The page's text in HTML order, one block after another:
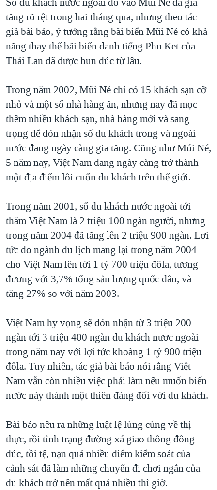
VĂN HOÁ
THỂ THAO
GIÁO DỤC
TRỊNH VĨNH BÌNH - NGƯỜI HẠ 'BÊN THẮNG CUỘC'
GROUND ZERO – XƯA VÀ NAY
CHI PHÍ CHIẾN TRANH AFGHANISTAN
CÁC GIÁ TRỊ CỘNG HÒA Ở VIỆT NAM
TRỊNH VĨNH BÌNH VS. CHÍNH PHỦ VIỆT NAM
NGƯ DÂN VIỆT VÀ LÀN SÓNG TRỘM HẢI SÂM
BÊN KIA QUỐC LỘ: TIẾNG VỌNG TỪ NÔNG THÔN MỸ
QUAN HỆ VIỆT MỸ
Ngôn ngữ khác
tăng rõ rệt trong hai tháng qua, nhưng theo tác
giả bài báo, ý tưởng rằng bãi biển Mũi Né có khả
năng thay thế bãi biển danh tiếng Phu Ket của
Thái Lan đã được hun đúc từ lâu.
Trong năm 2002, Mũi Né chỉ có 15 khách sạn cỡ
nhỏ và một số nhà hàng ăn, nhưng nay đã mọc
thêm nhiều khách sạn, nhà hàng mới và sang
trọng để đón nhận số du khách trong và ngoài
nước đang ngày càng gia tăng. Cũng như Múi Né,
5 năm nay, Việt Nam đang ngày càng trở thành
một địa điểm lôi cuốn du khách trên thế giới.
Trong năm 2001, số du khách nước ngoài tới
thăm Việt Nam là 2 triệu 100 ngàn người, nhưng
trong năm 2004 đã tăng lên 2 triệu 900 ngàn. Lơi
tức do ngành du lịch mang lại trong năm 2004
cho Việt Nam lên tới 1 tỷ 700 triệu đôla, tương
đương với 3,7% tổng sản lượng quốc dân, và
tăng 27% so với năm 2003.
Việt Nam hy vọng sẽ đón nhận từ 3 triệu 200
ngàn tới 3 triệu 400 ngàn du khách nươc ngoài
trong năm nay với lợi tức khoàng 1 tỷ 900 triệu
đôla. Tuy nhiên, tác giả bài báo nói rằng Việt
Nam vẫn còn nhiều việc phải làm nếu muốn biến
nước này thành một thiên đàng đối với du khách.
Bài báo nêu ra những luật lệ lủng củng về thị
thực, rồi tình trạng đường xá giao thông đông
đúc, tồi tệ, nạn quá nhiều điểm kiểm soát của
cảnh sát đã làm những chuyến đi chơi ngắn của
du khách trở nên mất quá nhiều thì giờ.